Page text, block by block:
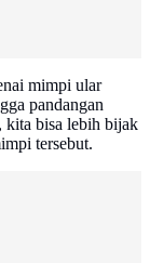
mimpi ular
pandangan
kita bisa lebih bijak
tersebut.